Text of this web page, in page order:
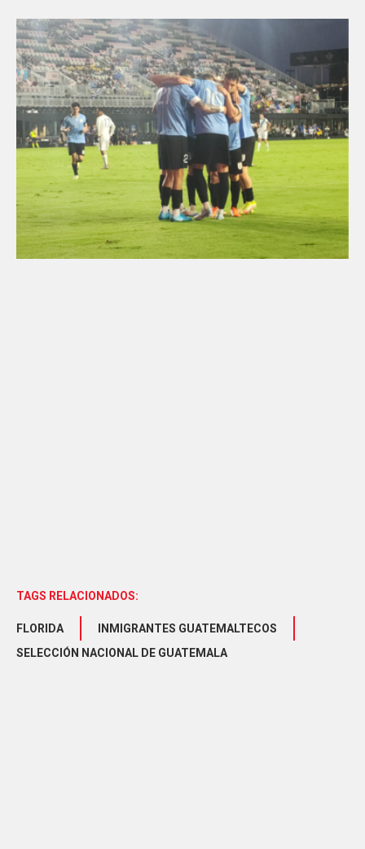
TAGS RELACIONADOS:
FLORIDA
INMIGRANTES GUATEMALTECOS
SELECCIÓN NACIONAL DE GUATEMALA